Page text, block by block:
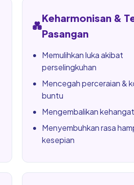
💑
Keharmonisan &
Pasangan
Memulihkan luka akibat
perselingkuhan
Mencegah perceraian &
buntu
Mengembalikan
Menyembuhkan rasa
kesepian